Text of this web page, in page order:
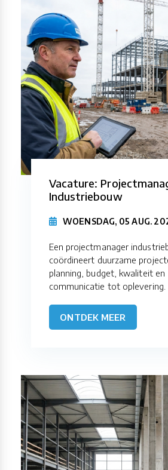
Vacature:
Industriebouw
WOENSDAG, 05 AUG.
Een projectmanager
coördineert duurzame
planning, budget, kwaliteit en
communicatie tot oplevering.
ONTDEK MEER